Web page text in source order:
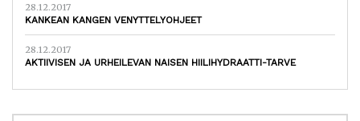
28.12.2017
KANKEAN KANGEN VENYTTELYOHJEET
28.12.2017
AKTIIVISEN JA URHEILEVAN NAISEN HIILIHYDRAATTI-TARVE